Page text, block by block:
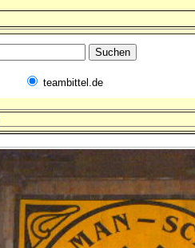
teambittel.de